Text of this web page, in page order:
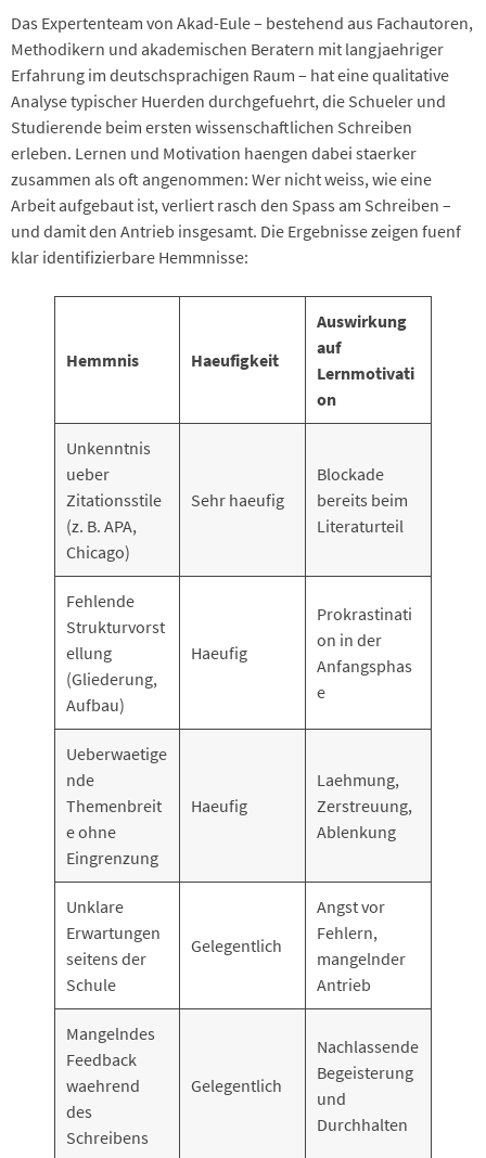
Das Expertenteam von Akad-Eule – bestehend aus Fachautoren,
Methodikern und akademischen Beratern mit langjaehriger
Erfahrung im deutschsprachigen Raum – hat eine qualitative
Analyse typischer Huerden durchgefuehrt, die Schueler und
Studierende beim ersten wissenschaftlichen Schreiben
erleben. Lernen und Motivation haengen dabei staerker
zusammen als oft angenommen: Wer nicht weiss, wie eine
Arbeit aufgebaut ist, verliert rasch den Spass am Schreiben –
und damit den Antrieb insgesamt. Die Ergebnisse zeigen fuenf
klar identifizierbare Hemmnisse:
Hemmnis Haeufigkeit
Auswirkung
auf
Lernmotivati
on
Unkenntnis
ueber
Zitationsstile
(z. B. APA,
Chicago)
Sehr haeufig
Blockade
bereits beim
Literaturteil
Fehlende
Strukturvorst
ellung
(Gliederung,
Aufbau)
Haeufig
Prokrastinati
on in der
Anfangsphas
e
Ueberwaetige
nde
Themenbreit
e ohne
Eingrenzung
Haeufig
Laehmung,
Zerstreuung,
Ablenkung
Unklare
Erwartungen
seitens der
Schule
Gelegentlich
Angst vor
Fehlern,
mangelnder
Antrieb
Mangelndes
Feedback
waehrend
des
Schreibens
Gelegentlich
Nachlassende
Begeisterung
und
Durchhalten